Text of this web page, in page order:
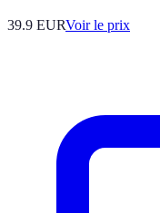
39.9 EURVoir le prix